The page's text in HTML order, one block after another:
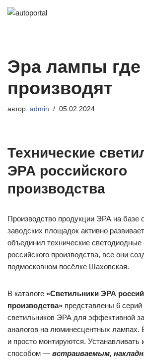
Эра лампы где
производят
автор: admin 05.02.2024
Технические
ЭРА российского
производства
Производство продукции ЭРА на базе
заводских площадок активно
объединил технические
российского производства, все они
подмосковном посёлке Шаховская.
В каталоге «Светильники ЭРА
производства» представлены 6
светильников ЭРА для эффективной
аналогов на люминесцентных лампах.
и просто монтируются.
способом — встраиваемым,